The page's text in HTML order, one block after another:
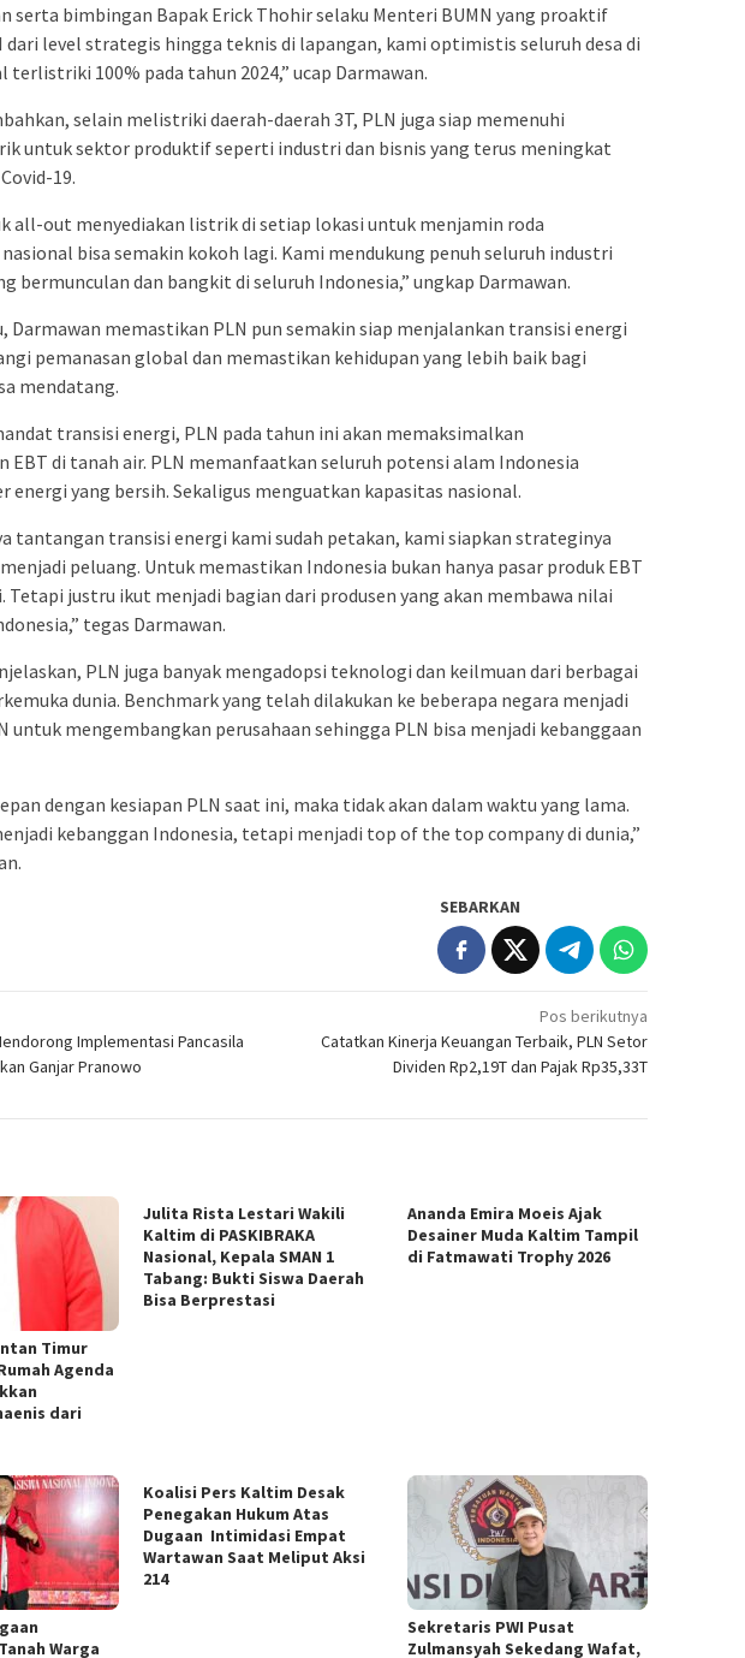
serta bimbingan Bapak Erick Thohir selaku Menteri BUMN yang proaktif
dari level strategis hingga teknis di lapangan, kami optimistis seluruh desa di
terlistriki 100% pada tahun 2024,” ucap Darmawan.
selain melistriki daerah-daerah 3T, PLN juga siap memenuhi
untuk sektor produktif seperti industri dan bisnis yang terus meningkat
19.
all-out menyediakan listrik di setiap lokasi untuk menjamin roda
bisa semakin kokoh lagi. Kami mendukung penuh seluruh industri
bermunculan dan bangkit di seluruh Indonesia,” ungkap Darmawan.
Darmawan memastikan PLN pun semakin siap menjalankan transisi energi
pemanasan global dan memastikan kehidupan yang lebih baik bagi
mendatang.
transisi energi, PLN pada tahun ini akan memaksimalkan
EBT di tanah air. PLN memanfaatkan seluruh potensi alam Indonesia
energi yang bersih. Sekaligus menguatkan kapasitas nasional.
tantangan transisi energi kami sudah petakan, kami siapkan strateginya
peluang. Untuk memastikan Indonesia bukan hanya pasar produk EBT
Tetapi justru ikut menjadi bagian dari produsen yang akan membawa nilai
tegas Darmawan.
PLN juga banyak mengadopsi teknologi dan keilmuan dari berbagai
dunia. Benchmark yang telah dilakukan ke beberapa negara menjadi
untuk mengembangkan perusahaan sehingga PLN bisa menjadi kebanggaan
dengan kesiapan PLN saat ini, maka tidak akan dalam waktu yang lama.
kebanggan Indonesia, tetapi menjadi top of the top company di dunia,”
SEBARKAN
Implementasi Pancasila
Ganjar Pranowo
Pos berikutnya
Catatkan Kinerja Keuangan Terbaik, PLN Setor
Dividen Rp2,19T dan Pajak Rp35,33T
Timur
Agenda
dari
Julita Rista Lestari Wakili
Kaltim di PASKIBRAKA
Nasional, Kepala SMAN 1
Tabang: Bukti Siswa Daerah
Bisa Berprestasi
Ananda Emira Moeis Ajak
Desainer Muda Kaltim Tampil
di Fatmawati Trophy 2026
Warga
Koalisi Pers Kaltim Desak
Penegakan Hukum Atas
Dugaan Intimidasi Empat
Wartawan Saat Meliput Aksi
214
Sekretaris PWI Pusat
Zulmansyah Sekedang Wafat,